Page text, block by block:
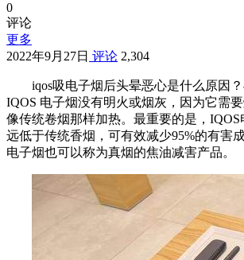
0
评论
更多
2022年9月27日 评论 2,304
iqos吸电子烟后头晕恶心是什么原因
IQOS 电子烟没有明火或烟灰，因为它需
像传统卷烟那样加热。最重要的是，
远低于传统香烟，可有效减少95%的有害
电子烟也可以称为真烟的焦油减害产品。